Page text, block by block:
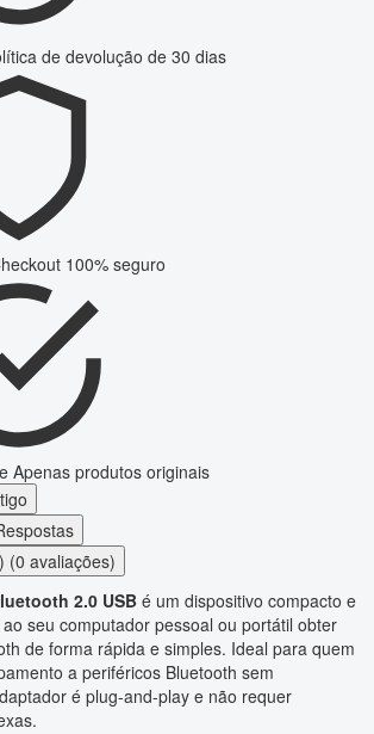
de devolução de 30 dias
100% seguro
Apenas produtos originais
(0 avaliações)
2.0 USB é um dispositivo compacto e
seu computador pessoal ou portátil obter
de forma rápida e simples. Ideal para quem
a periféricos Bluetooth sem
é plug-and-play e não requer